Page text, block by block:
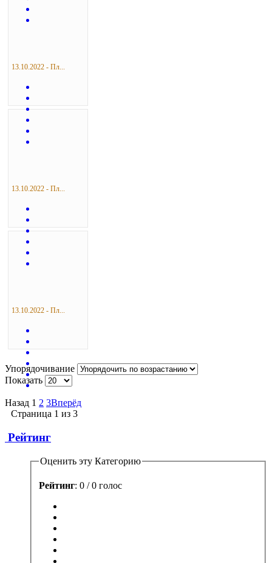
13.10.2022 - Пл...
13.10.2022 - Пл...
13.10.2022 - Пл...
Упорядочивание
Показать
Назад 1 2 3Вперёд
Страница 1 из 3
Рейтинг
Оценить эту Категорию
Рейтинг: 0 / 0 голос